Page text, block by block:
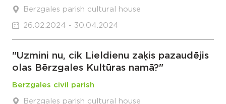
Berzgales parish cultural house
26.02.2024 - 30.04.2024
"Uzmini nu, cik Lieldienu zaķis pazaudējis
olas Bērzgales Kultūras namā?"
Berzgales civil parish
Berzgales parish cultural house